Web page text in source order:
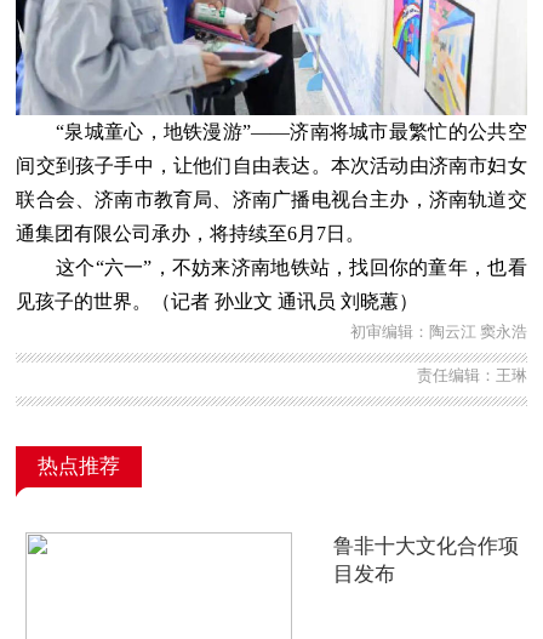
“泉城童心，地铁漫游”——济南将城市最繁忙的公共空
间交到孩子手中，让他们自由表达。本次活动由济南市妇女
联合会、济南市教育局、济南广播电视台主办，济南轨道交
通集团有限公司承办，将持续至6月7日。
这个“六一”，不妨来济南地铁站，找回你的童年，也看
见孩子的世界。（记者 孙业文 通讯员 刘晓蕙）
初审编辑：陶云江 窦永浩
责任编辑：王琳
热点推荐
鲁非十大文化合作项
目发布